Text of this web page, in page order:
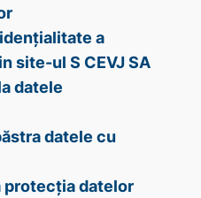
a
site-ul S CEVJ SA
datele
datele cu
protecția datelor